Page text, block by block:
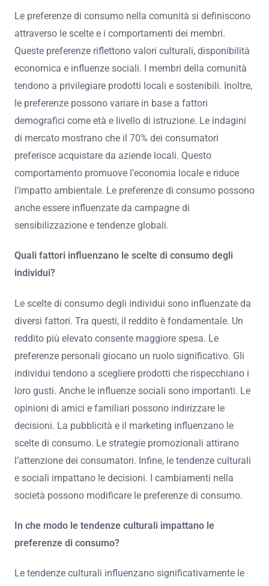
Le preferenze di consumo nella comunità si definiscono
attraverso le scelte e i comportamenti dei membri.
Queste preferenze riflettono valori culturali, disponibilità
economica e influenze sociali. I membri della comunità
tendono a privilegiare prodotti locali e sostenibili. Inoltre,
le preferenze possono variare in base a fattori
demografici come età e livello di istruzione. Le indagini
di mercato mostrano che il 70% dei consumatori
preferisce acquistare da aziende locali. Questo
comportamento promuove l’economia locale e riduce
l’impatto ambientale. Le preferenze di consumo possono
anche essere influenzate da campagne di
sensibilizzazione e tendenze globali.
Quali fattori influenzano le scelte di consumo degli
individui?
Le scelte di consumo degli individui sono influenzate da
diversi fattori. Tra questi, il reddito è fondamentale. Un
reddito più elevato consente maggiore spesa. Le
preferenze personali giocano un ruolo significativo. Gli
individui tendono a scegliere prodotti che rispecchiano i
loro gusti. Anche le influenze sociali sono importanti. Le
opinioni di amici e familiari possono indirizzare le
decisioni. La pubblicità e il marketing influenzano le
scelte di consumo. Le strategie promozionali attirano
l’attenzione dei consumatori. Infine, le tendenze culturali
e sociali impattano le decisioni. I cambiamenti nella
società possono modificare le preferenze di consumo.
In che modo le tendenze culturali impattano le
preferenze di consumo?
Le tendenze culturali influenzano significativamente le